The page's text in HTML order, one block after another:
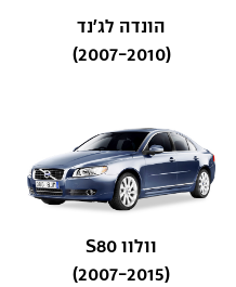
הונדה לג'נד
(2007-2010)
וולוו S80
(2007-2015)